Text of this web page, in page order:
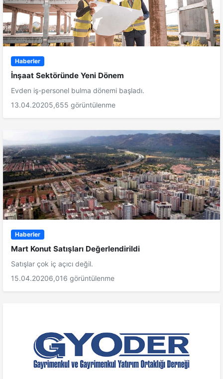
Haberler
İnşaat Sektöründe Yeni Dönem
Evden iş-personel bulma dönemi başladı.
13.04.20205,655 görüntülenme
Haberler
Mart Konut Satışları Değerlendirildi
Satışlar çok iç açıcı değil.
15.04.20206,016 görüntülenme